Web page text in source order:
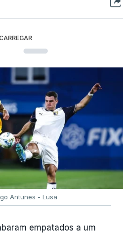
Antunes - Lusa
empatados a um